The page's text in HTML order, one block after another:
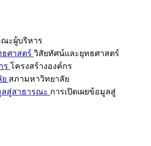
ะผู้บริหาร
ศาสตร์ วิสัยทัศน์และยุทธศาสตร์
ร โครงสร้างองค์กร
สภามหาวิทยาลัย
ลสู่สาธารณะ การเปิดเผยข้อมูลสู่